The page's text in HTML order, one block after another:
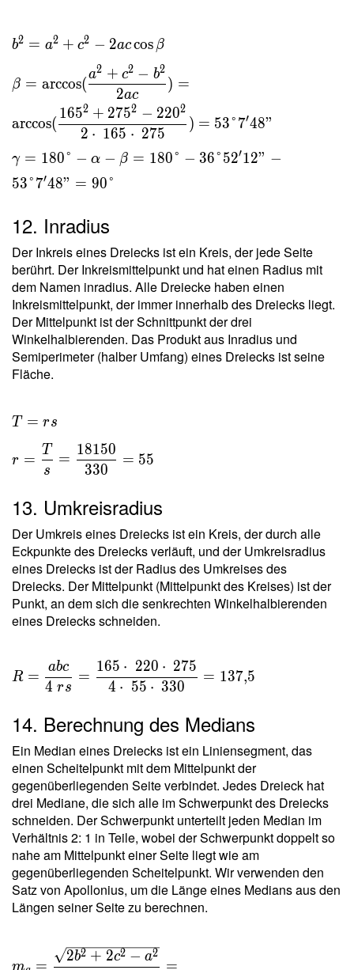
b2 = a2 + c2 − 2accos β
β = arccos(
2ac
a2 + c2 − b2
) =
arccos(
2 ⋅ 165 ⋅ 275
1652 + 2752 − 2202
) = 53°7′48"
γ = 180° − α − β = 180° − 36°52′12" −
53°7′48" = 90°
12. Inradius
Der Inkreis eines Dreiecks ist ein Kreis, der jede Seite
berührt. Der Inkreismittelpunkt und hat einen Radius mit
dem Namen inradius. Alle Dreiecke haben einen
Inkreismittelpunkt, der immer innerhalb des Dreiecks liegt.
Der Mittelpunkt ist der Schnittpunkt der drei
Winkelhalbierenden. Das Produkt aus Inradius und
Semiperimeter (halber Umfang) eines Dreiecks ist seine
Fläche.
T = rs
r =
s
T
=
330
18150
= 55
13. Umkreisradius
Der Umkreis eines Dreiecks ist ein Kreis, der durch alle
Eckpunkte des Dreiecks verläuft, und der Umkreisradius
eines Dreiecks ist der Radius des Umkreises des
Dreiecks. Der Mittelpunkt (Mittelpunkt des Kreises) ist der
Punkt, an dem sich die senkrechten Winkelhalbierenden
eines Dreiecks schneiden.
R =
\dfrac{
4 \ r s }
\dfrac{
165
\cdot \
220
\cdot \
275 }{
4 \cdot
\ 55
\cdot \
R =
4 rs
abc
=
4 ⋅ 55 ⋅ 330
165 ⋅ 220 ⋅ 275
= 137,5
14. Berechnung des Medians
Ein Median eines Dreiecks ist ein Liniensegment, das
einen Scheitelpunkt mit dem Mittelpunkt der
gegenüberliegenden Seite verbindet. Jedes Dreieck hat
drei Mediane, die sich alle im Schwerpunkt des Dreiecks
schneiden. Der Schwerpunkt unterteilt jeden Median im
Verhältnis 2: 1 in Teile, wobei der Schwerpunkt doppelt so
nahe am Mittelpunkt einer Seite liegt wie am
gegenüberliegenden Scheitelpunkt. Wir verwenden den
Satz von Apollonius, um die Länge eines Medians aus den
Längen seiner Seite zu berechnen.
m_a =
m =
2b2 + 2c2 − a2
=